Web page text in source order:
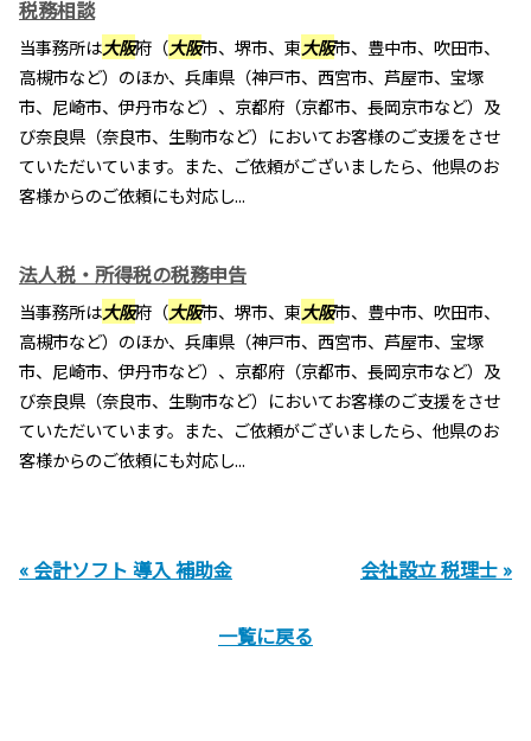
税務相談
当事務所は大阪府（大阪市、堺市、東大阪市、豊中市、吹田市、
高槻市など）のほか、兵庫県（神戸市、西宮市、芦屋市、宝塚
市、尼崎市、伊丹市など）、京都府（京都市、長岡京市など）及
び奈良県（奈良市、生駒市など）においてお客様のご支援をさせ
ていただいています。また、ご依頼がございましたら、他県のお
客様からのご依頼にも対応し...
法人税・所得税の税務申告
当事務所は大阪府（大阪市、堺市、東大阪市、豊中市、吹田市、
高槻市など）のほか、兵庫県（神戸市、西宮市、芦屋市、宝塚
市、尼崎市、伊丹市など）、京都府（京都市、長岡京市など）及
び奈良県（奈良市、生駒市など）においてお客様のご支援をさせ
ていただいています。また、ご依頼がございましたら、他県のお
客様からのご依頼にも対応し...
« 会計ソフト 導入 補助金 会社設立 税理士 »
一覧に戻る